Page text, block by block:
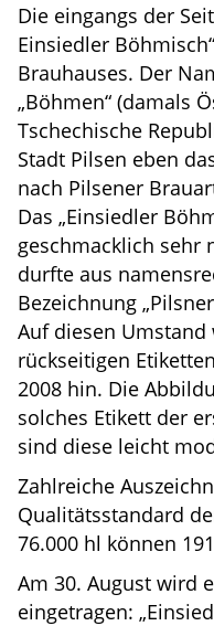
Die eingangs der
Einsiedler
Brauhauses. Der
„Böhmen“ (damals
Tschechische
Stadt Pilsen eben
nach Pilsener
Das „Einsiedler
geschmacklich sehr
durfte aus
Bezeichnung
Auf diesen Umstand
rückseitigen
2008 hin. Die
solches Etikett der
sind diese leicht
Zahlreiche
Qualitätsstandard
76.000 hl können
Am 30. August wird
eingetragen: